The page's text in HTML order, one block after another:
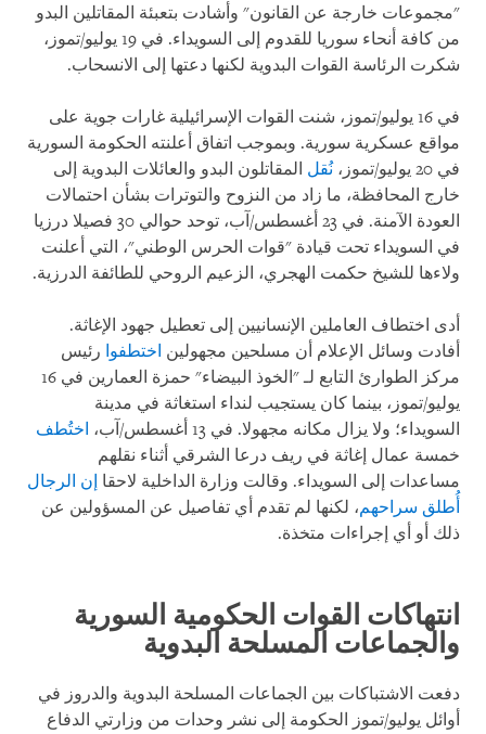
"مجموعات خارجة عن القانون" وأشادت بتعبئة المقاتلين البدو
من كافة أنحاء سوريا للقدوم إلى السويداء. في 19 يوليو/تموز،
شكرت الرئاسة القوات البدوية لكنها دعتها إلى الانسحاب.
في 16 يوليو/تموز، شنت القوات الإسرائيلية غارات جوية على
مواقع عسكرية سورية. وبموجب اتفاق أعلنته الحكومة السورية
في 20 يوليو/تموز،
نُقل المقاتلون البدو والعائلات البدوية إلى
خارج المحافظة، ما زاد من النزوح والتوترات بشأن احتمالات
العودة الآمنة. في 23 أغسطس/آب، توحد حوالي 30 فصيلا درزيا
في السويداء تحت قيادة "قوات الحرس الوطني"، التي أعلنت
ولاءها للشيخ حكمت الهجري، الزعيم الروحي للطائفة الدرزية.
أدى اختطاف العاملين الإنسانيين إلى تعطيل جهود الإغاثة.
أفادت وسائل الإعلام أن مسلحين مجهولين اختطفوا رئيس
مركز الطوارئ التابع لـ "الخوذ البيضاء" حمزة العمارين في 16
يوليو/تموز، بينما كان يستجيب لنداء استغاثة في مدينة
السويداء؛ ولا يزال مكانه مجهولا. في 13 أغسطس/آب،
اختُطف
خمسة عمال إغاثة في ريف درعا الشرقي أثناء نقلهم
مساعدات إلى السويداء. وقالت وزارة الداخلية لاحقا إن الرجال
أُطلق سراحهم، لكنها لم تقدم أي تفاصيل عن المسؤولين عن
ذلك أو أي إجراءات متخذة.
انتهاكات القوات الحكومية السورية
والجماعات المسلحة البدوية
دفعت الاشتباكات بين الجماعات المسلحة البدوية والدروز في
أوائل يوليو/تموز الحكومة إلى نشر وحدات من وزارتي الدفاع